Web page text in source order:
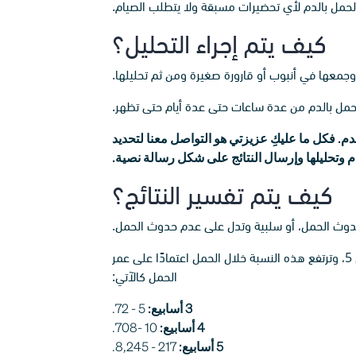
الحمل بالدم لأي تحضيرات مسبقة ولا يتطلب الصيام.
كيف يتم إجراء التحليل؟
في أنبوب أو قارورة صغيرة ومن ثم تحليلها.
فكل ما عليكِ عزيزتي هو التواصل معنا لتحديد
وإرسال النتائج على شكل رسالة نصية.
كيف يتم تفسير النتائج؟
حدوث الحمل، أو سلبية وتدل على عدم حدوث الحمل.
بينما تظهر نتيجة تحليل الدم الكمي بوحدة مل وحدة دولية لكل ملليلتر، إذ تكون النتيجة الطبيعية للنساء غير الحوامل أقل من 5، وترتفع هذه النسبة خلال الحمل اعتمادًا على عمر
الحمل كالآتي:
3 أسابيع:
5 - 72.
4 أسابيع:
5 أسابيع:
217 - 8,245.